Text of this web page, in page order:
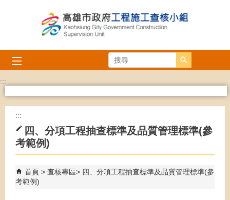
搜尋
:::
:::
四、分項工程抽查標準及品質管理標準(參
考範例)
首頁 查核專區
四、分項工程抽查標準及品質管理標準(參
考範例)